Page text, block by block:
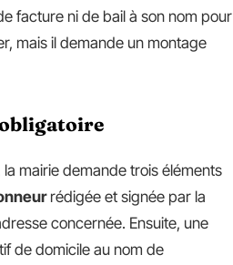
facture ni de bail à son nom pour
mais il demande un montage
mairie demande trois éléments
rédigée et signée par la
concernée. Ensuite, une
de domicile au nom de